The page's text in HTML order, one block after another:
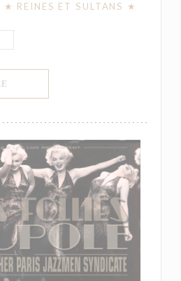
REINES ET SULTANS ★